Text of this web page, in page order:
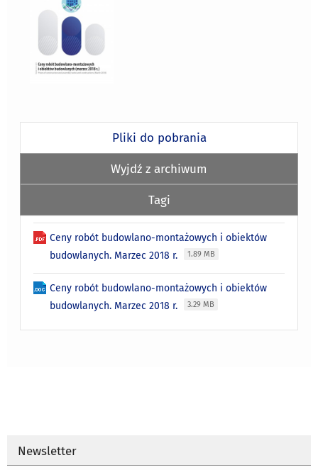
Pliki do pobrania
Wyjdź z archiwum
Tagi
Ceny robót budowlano-montażowych i obiektów
budowlanych. Marzec 2018 r.
1.89 MB
Ceny robót budowlano-montażowych i obiektów
budowlanych. Marzec 2018 r.
3.29 MB
Newsletter